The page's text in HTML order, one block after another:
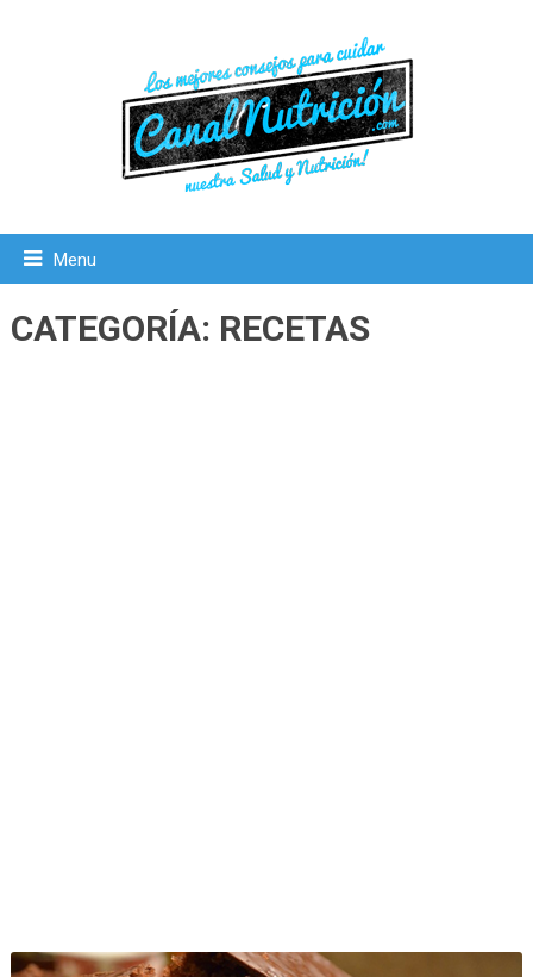
Menu
CATEGORÍA: RECETAS